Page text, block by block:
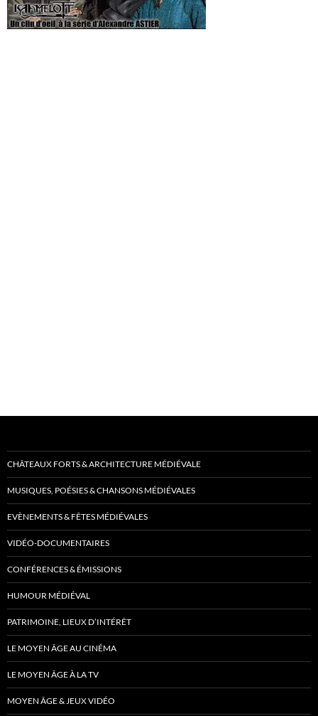
CHÂTEAUX FORTS & ARCHITECTURE MÉDIÉVALE
MUSIQUES, POÉSIES & CHANSONS MÉDIÉVALES
EVÈNEMENTS & FÊTES MÉDIÉVALES
VIDÉO-DOCUMENTAIRES
CONFÉRENCES & ÉMISSIONS
HUMOUR MÉDIÉVAL
PATRIMOINE, LIEUX D’INTÉRÊT
LE MOYEN ÂGE AU CINÉMA
LE MOYEN ÂGE À LA TV
MOYEN ÂGE & JEUX VIDÉO